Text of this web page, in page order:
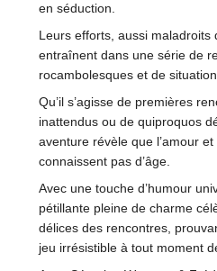
en séduction.
Leurs efforts, aussi maladroits
entraînent dans une série de
rocambolesques et de
Qu’il s’agisse de premières
inattendus ou de quiproquos
aventure révèle que l’amour
connaissent pas d’âge.
Avec une touche d’humour
pétillante pleine de charme
délices des rencontres,
jeu irrésistible à tout moment